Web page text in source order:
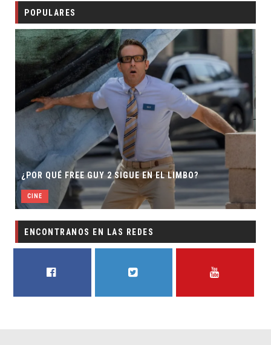
POPULARES
¿POR QUÉ FREE GUY 2 SIGUE EN EL LIMBO?
CINE
ENCONTRANOS EN LAS REDES